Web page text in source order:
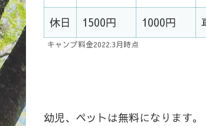
休日 1500円 1000円
キャンプ料金2022.3月時点
幼児、ペットは無料になります。